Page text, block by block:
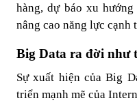
hàng, dự báo xu
nâng cao năng lực cạnh
Big Data ra đời như
Sự xuất hiện của Big
triển mạnh mẽ của